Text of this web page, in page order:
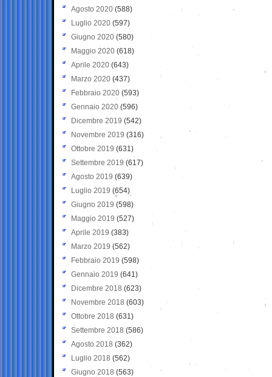
Agosto 2020 (588)
Luglio 2020 (597)
Giugno 2020 (580)
Maggio 2020 (618)
Aprile 2020 (643)
Marzo 2020 (437)
Febbraio 2020 (593)
Gennaio 2020 (596)
Dicembre 2019 (542)
Novembre 2019 (316)
Ottobre 2019 (631)
Settembre 2019 (617)
Agosto 2019 (639)
Luglio 2019 (654)
Giugno 2019 (598)
Maggio 2019 (527)
Aprile 2019 (383)
Marzo 2019 (562)
Febbraio 2019 (598)
Gennaio 2019 (641)
Dicembre 2018 (623)
Novembre 2018 (603)
Ottobre 2018 (631)
Settembre 2018 (586)
Agosto 2018 (362)
Luglio 2018 (562)
Giugno 2018 (563)